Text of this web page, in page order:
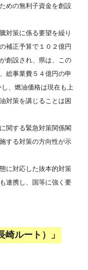
めの無利子資金を創設
対策に係る要望を繰り
補正予算で１０２億円
創設され、県は、この
総事業費５４億円の申
、燃油価格は現在も上
対策を講じることは困
関する緊急対策関係閣
する対策の方向性が示
に対応した抜本的対策
連携し、国等に強く要
崎ルート）」